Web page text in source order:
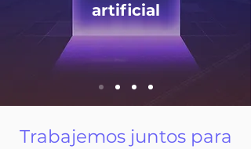
artificial
Trabajemos juntos para